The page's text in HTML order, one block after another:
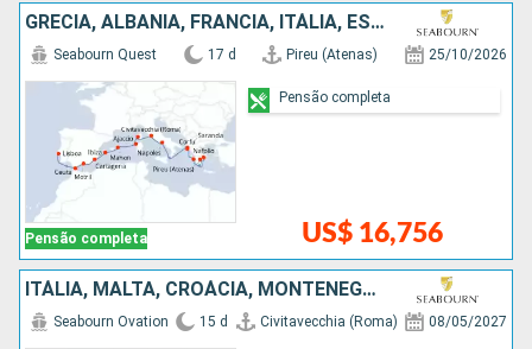
GRÉCIA, ALBÂNIA, FRANCIA, ITÁLIA, ESPANHA, PORTUGAL
Pensão completa
Seabourn Quest 17 d Pireu (Atenas) 25/10/2026
US$ 16,756
Pensão completa
ITÁLIA, MALTA, CROÁCIA, MONTENEGRO, GRÉCIA
Seabourn Ovation 15 d Civitavecchia (Roma) 08/05/2027